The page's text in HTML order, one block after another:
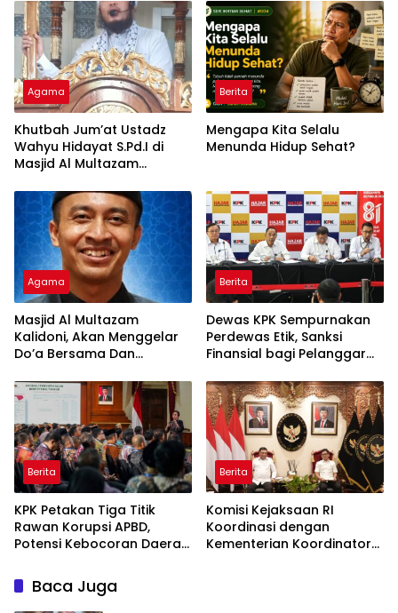
Agama
Khutbah Jum’at Ustadz
Wahyu Hidayat S.Pd.I di
Masjid Al Multazam
Tempat Ujian
Berita
Mengapa Kita Selalu
Menunda Hidup Sehat?
Agama
Masjid Al Multazam
Kalidoni, Akan Menggelar
Do’a Bersama Dan
RI Ke-81 Dengan
Pembicara Ustadz Qoim
Nur’aini M.Pd
Berita
Dewas KPK Sempurnakan
Perdewas Etik, Sanksi
Finansial bagi Pelanggar
Berita
KPK Petakan Tiga Titik
Rawan Korupsi APBD,
Potensi Kebocoran Daerah
Dimitigasi
Berita
Komisi Kejaksaan RI
Koordinasi dengan
Kementerian Koordinator
Baca Juga